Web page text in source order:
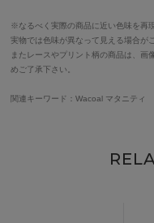
※なるべく実際の商品に近い色味を再
実物では色味が異なって見える場合が
またレースやプリント柄の商品は、画
めご了承下さい。
関連キーワード：Wacoal マタニティ